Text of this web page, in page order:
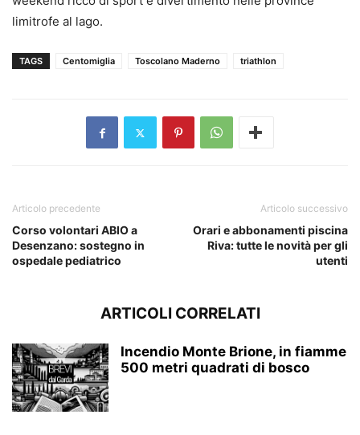
limitrofe al lago.
TAGS Centomiglia Toscolano Maderno triathlon
Articolo precedente
Corso volontari ABIO a
Desenzano: sostegno in
ospedale pediatrico
Articolo successivo
Orari e abbonamenti piscina
Riva: tutte le novità per gli
utenti
ARTICOLI CORRELATI
Incendio Monte Brione, in fiamme
500 metri quadrati di bosco